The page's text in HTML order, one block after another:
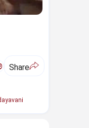
Share